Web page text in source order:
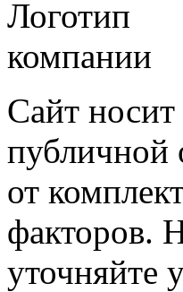
Сайт
публичной
от
факторов.
уточняйте